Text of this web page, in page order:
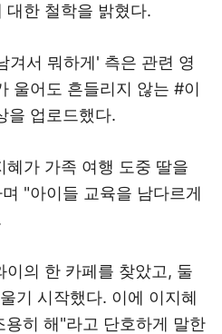
대한 철학을 밝혔다.
겨서 뭐하게' 측은 관련 영
울어도 흔들리지 않는 #이
을 업로드했다.
가 가족 여행 도중 딸을
"아이들 교육을 남다르게
의 한 카페를 찾았고, 둘
기 시작했다. 이에 이지혜
히 해"라고 단호하게 말한